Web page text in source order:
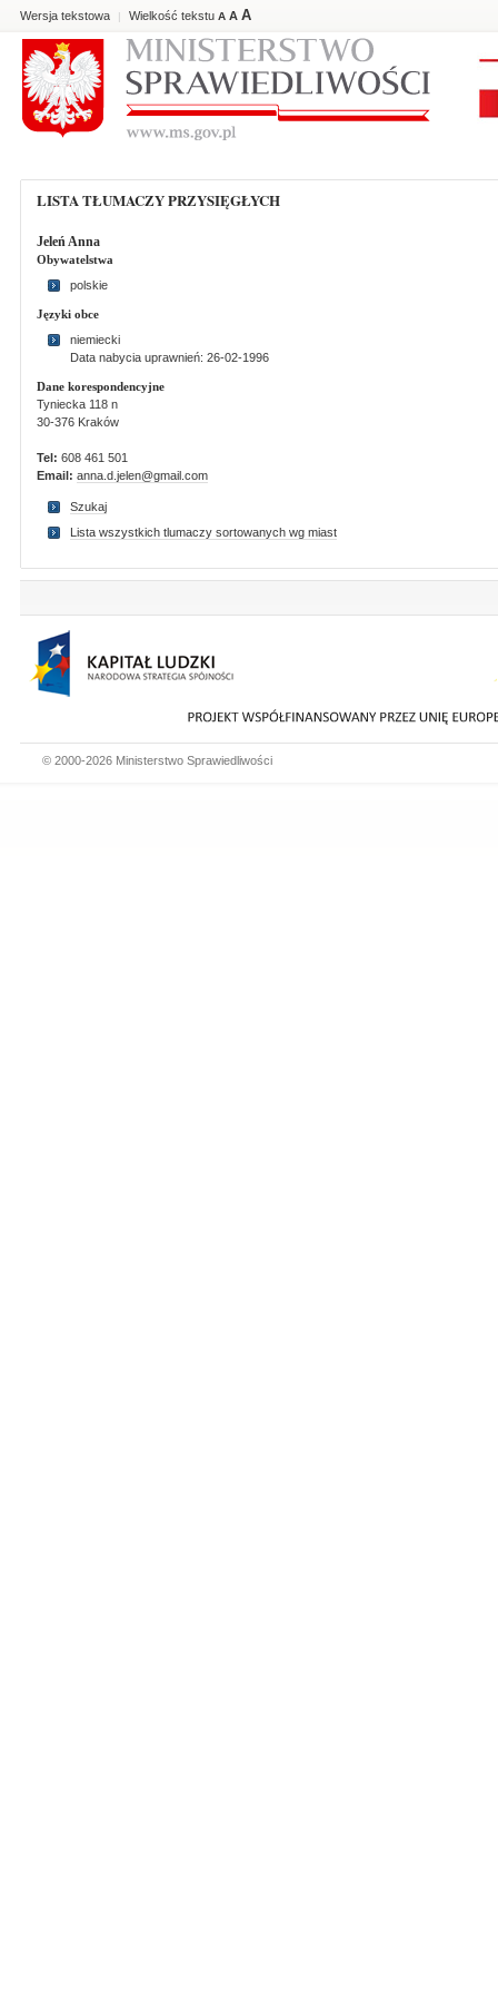
Wersja tekstowa | Wielkość tekstu A A A
LISTA TŁUMACZY PRZYSIĘGŁYCH
Jeleń Anna
Obywatelstwa
polskie
Języki obce
niemiecki
Data nabycia uprawnień: 26-02-1996
Dane korespondencyjne
Tyniecka 118 n
30-376 Kraków
Tel: 608 461 501
Email: anna.d.jelen@gmail.com
Szukaj
Lista wszystkich tlumaczy sortowanych wg miast
© 2000-2026 Ministerstwo Sprawiedliwości